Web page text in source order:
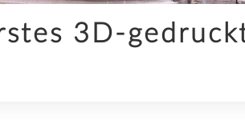
SDS2
3D-